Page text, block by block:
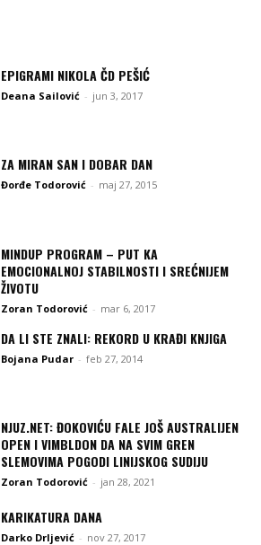
EPIGRAMI NIKOLA ČD PEŠIĆ
Deana Sailović - jun 3, 2017
ZA MIRAN SAN I DOBAR DAN
Đorđe Todorović - maj 27, 2015
MINDUP PROGRAM – PUT KA
EMOCIONALNOJ STABILNOSTI I SREĆNIJEM
ŽIVOTU
Zoran Todorović - mar 6, 2017
DA LI STE ZNALI: REKORD U KRAĐI KNJIGA
Bojana Pudar - feb 27, 2014
NJUZ.NET: ĐOKOVIĆU FALE JOŠ AUSTRALIJEN
OPEN I VIMBLDON DA NA SVIM GREN
SLEMOVIMA POGODI LINIJSKOG SUDIJU
Zoran Todorović - jan 28, 2021
KARIKATURA DANA
Darko Drljević - nov 27, 2017